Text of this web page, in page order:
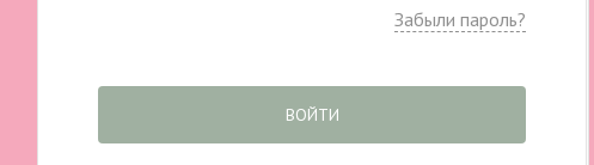
Забыли пароль?
ВОЙТИ